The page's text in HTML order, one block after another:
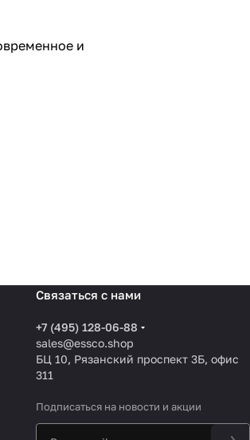
и
Связаться с нами
+7 (495) 128-06-88
sales@essco.shop
БЦ 10, Рязанский проспект 3Б, офис
311
Подписаться на новости и акции